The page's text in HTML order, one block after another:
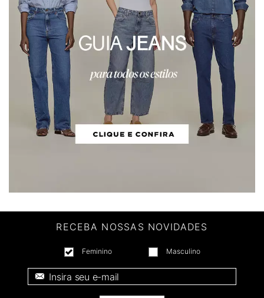
RECEBA NOSSAS NOVIDADES
Feminino Masculino